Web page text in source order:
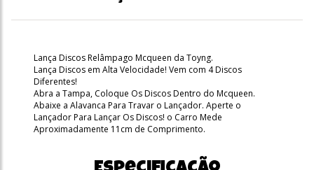
Lança Discos Relâmpago Mcqueen da Toyng.
Lança Discos em Alta Velocidade! Vem com 4 Discos
Diferentes!
Abra a Tampa, Coloque Os Discos Dentro do Mcqueen.
Abaixe a Alavanca Para Travar o Lançador. Aperte o
Lançador Para Lançar Os Discos! o Carro Mede
Aproximadamente 11cm de Comprimento.